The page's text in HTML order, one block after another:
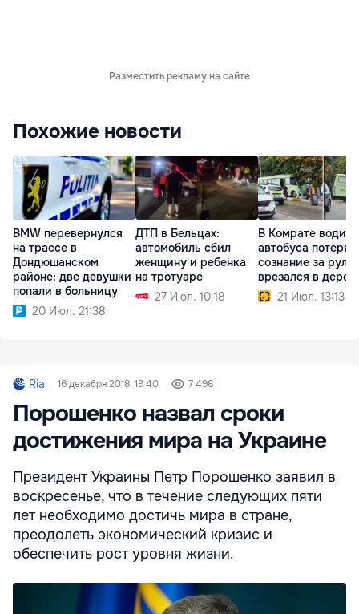
Разместить рекламу на сайте
Похожие новости
BMW перевернулся
на трассе в
Дондюшанском
районе: две девушки
попали в больницу
20 Июл. 21:38
ДТП в Бельцах:
автомобиль сбил
женщину и ребенка
на тротуаре
27 Июл. 10:18
В Комрате
автобуса потерял
сознание за
врезался в
21 Июл. 13:13
Ria 16 декабря 2018, 19:40 7 498
Порошенко назвал сроки
достижения мира на Украине
Президент Украины Петр Порошенко заявил в
воскресенье, что в течение следующих пяти
лет необходимо достичь мира в стране,
преодолеть экономический кризис и
обеспечить рост уровня жизни.